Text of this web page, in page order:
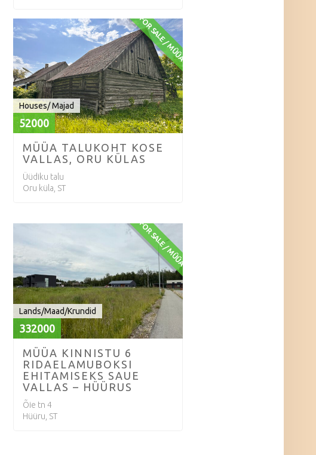
FOR SALE / MÜÜA
Houses/ Majad
52000
MÜÜA TALUKOHT KOSE
VALLAS, ORU KÜLAS
Üüdiku talu
Oru küla, ST
FOR SALE / MÜÜA
Lands/Maad/Krundid
332000
MÜÜA KINNISTU 6
RIDAELAMUBOKSI
EHITAMISEKS SAUE
VALLAS – HÜÜRUS
Õie tn 4
Hüüru, ST